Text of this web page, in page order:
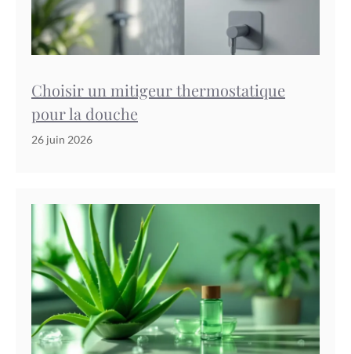
Choisir un mitigeur thermostatique
pour la douche
26 juin 2026